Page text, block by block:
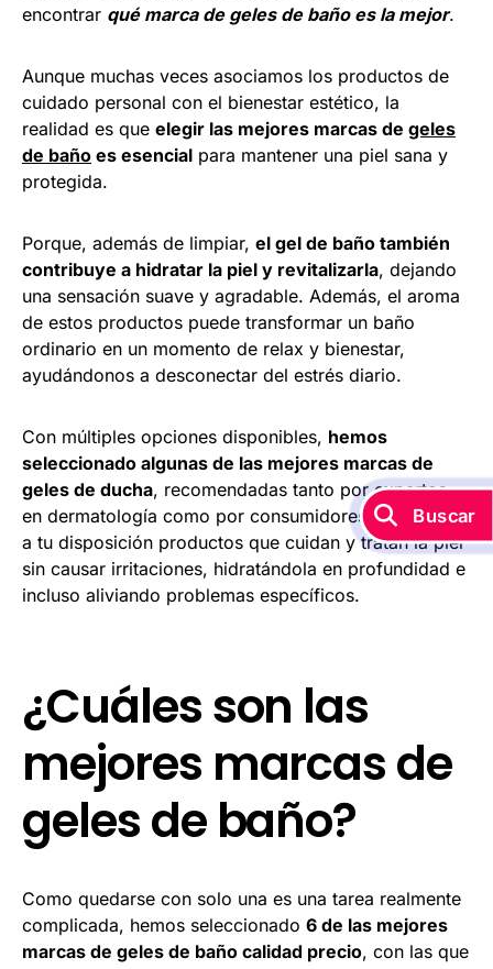
encontrar qué marca de geles de baño es la mejor.
Aunque muchas veces asociamos los productos de
cuidado personal con el bienestar estético, la
realidad es que elegir las mejores marcas de geles
de baño es esencial para mantener una piel sana y
protegida.
Porque, además de limpiar, el gel de baño también
contribuye a hidratar la piel y revitalizarla, dejando
una sensación suave y agradable. Además, el aroma
de estos productos puede transformar un baño
ordinario en un momento de relax y bienestar,
ayudándonos a desconectar del estrés diario.
Con múltiples opciones disponibles, hemos
seleccionado algunas de las mejores marcas de
geles de ducha, recomendadas tanto por expertos
en dermatología como por consumidores, que ponen
a tu disposición productos que cuidan y tratan la piel
sin causar irritaciones, hidratándola en profundidad e
incluso aliviando problemas específicos.
¿Cuáles son las
mejores marcas de
geles de baño?
Como quedarse con solo una es una tarea realmente
complicada, hemos seleccionado 6 de las mejores
marcas de geles de baño calidad precio, con las que
Buscar